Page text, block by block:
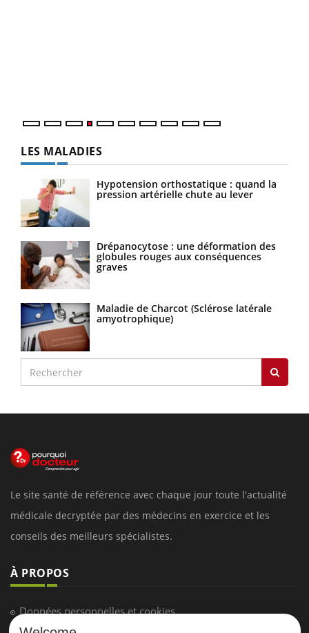
LES MALADIES
Hypotension orthostatique : quand la
pression artérielle chute au lever
Drépanocytose : une déformation des
globules rouges aux conséquences
graves
Maladie de Charcot (Sclérose latérale
amyotrophique)
Le site santé de référence avec chaque jour toute l'actualité
médicale decryptée par des médecins en exercice et les
conseils des meilleurs spécialistes.
À PROPOS
Données personnelles et cookies